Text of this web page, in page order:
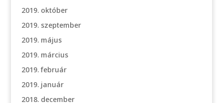
2019. október
2019. szeptember
2019. május
2019. március
2019. február
2019. január
2018. december